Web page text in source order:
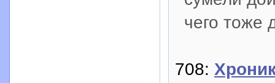
чего тоже
708: